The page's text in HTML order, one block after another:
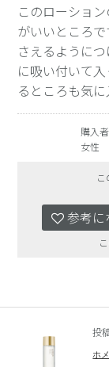
このローショ
がいいところ
さえるように
に吸い付いて
るところも気
購入
女性
参考に
投
ホ